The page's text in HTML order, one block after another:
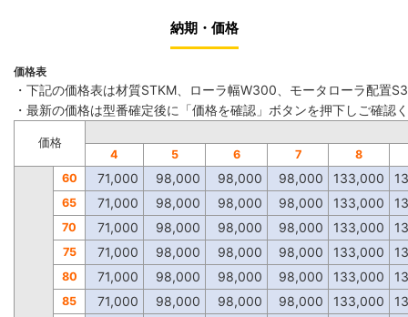
納期・価格
価格表
・下記の価格表は材質STKM、ローラ幅W300、モータローラ配置
・最新の価格は型番確定後に「価格を確認」ボタンを押下しご確認
価格
4
5 6 7 8
60 71,000 98,000 98,000 98,000 133,000
65 71,000 98,000 98,000 98,000 133,000
70 71,000 98,000 98,000 98,000 133,000
75 71,000 98,000 98,000 98,000 133,000
80 71,000 98,000 98,000 98,000 133,000
85 71,000 98,000 98,000 98,000 133,000